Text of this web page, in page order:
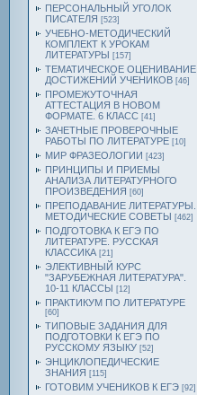
ПЕРСОНАЛЬНЫЙ УГОЛОК
ПИСАТЕЛЯ [523]
УЧЕБНО-МЕТОДИЧЕСКИЙ
КОМПЛЕКТ К УРОКАМ
ЛИТЕРАТУРЫ [157]
ТЕМАТИЧЕСКОЕ ОЦЕНИВАНИЕ
ДОСТИЖЕНИЙ УЧЕНИКОВ [46]
ПРОМЕЖУТОЧНАЯ
АТТЕСТАЦИЯ В НОВОМ
ФОРМАТЕ. 6 КЛАСС [41]
ЗАЧЕТНЫЕ ПРОВЕРОЧНЫЕ
РАБОТЫ ПО ЛИТЕРАТУРЕ [10]
МИР ФРАЗЕОЛОГИИ [423]
ПРИНЦИПЫ И ПРИЕМЫ
АНАЛИЗА ЛИТЕРАТУРНОГО
ПРОИЗВЕДЕНИЯ [60]
ПРЕПОДАВАНИЕ ЛИТЕРАТУРЫ.
МЕТОДИЧЕСКИЕ СОВЕТЫ [462]
ПОДГОТОВКА К ЕГЭ ПО
ЛИТЕРАТУРЕ. РУССКАЯ
КЛАССИКА [21]
ЭЛЕКТИВНЫЙ КУРС
"ЗАРУБЕЖНАЯ ЛИТЕРАТУРА".
10-11 КЛАССЫ [12]
ПРАКТИКУМ ПО ЛИТЕРАТУРЕ
[60]
ТИПОВЫЕ ЗАДАНИЯ ДЛЯ
ПОДГОТОВКИ К ЕГЭ ПО
РУССКОМУ ЯЗЫКУ [52]
ЭНЦИКЛОПЕДИЧЕСКИЕ
ЗНАНИЯ [115]
ГОТОВИМ УЧЕНИКОВ К ЕГЭ [92]